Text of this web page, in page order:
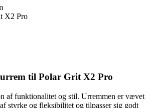
X2 Pro
urrem til Polar Grit X2 Pro
af funktionalitet og stil. Urremmen er vævet
styrke og fleksibilitet og tilpasser sig godt